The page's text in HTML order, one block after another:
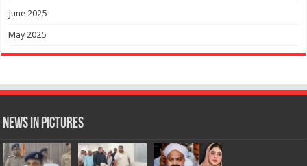
June 2025
May 2025
News in Pictures